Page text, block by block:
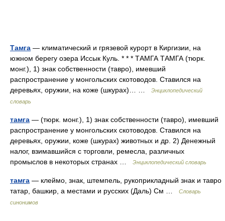
Тамга — климатический и грязевой курорт в Киргизии, на
южном берегу озера Иссык Куль. * * * ТАМГА ТАМГА (тюрк.
монг.), 1) знак собственности (тавро), имевший
распространение у монгольских скотоводов. Ставился на
деревьях, оружии, на коже (шкурах)… …
Энциклопедический
словарь
тамга — (тюрк. монг.), 1) знак собственности (тавро), имевший
распространение у монгольских скотоводов. Ставился на
деревьях, оружии, коже (шкурах) животных и др. 2) Денежный
налог, взимавшийся с торговли, ремесла, различных
промыслов в некоторых странах …
Энциклопедический словарь
тамга — клеймо, знак, штемпель, рукоприкладный знак и тавро
татар, башкир, а местами и русских (Даль) См …
Словарь
синонимов